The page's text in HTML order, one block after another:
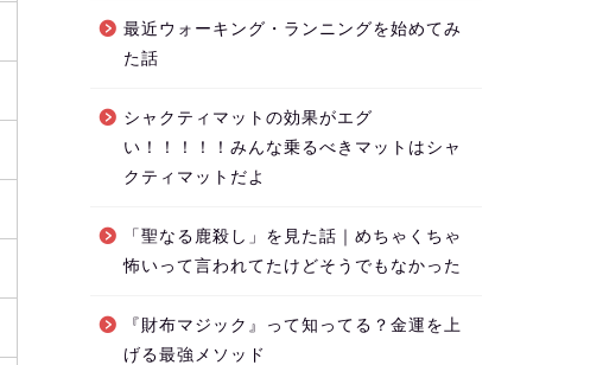
最近ウォーキング・ランニングを始めてみ
た話
シャクティマットの効果がエグ
い！！！！！みんな乗るべきマットはシャ
クティマットだよ
「聖なる鹿殺し」を見た話｜めちゃくちゃ
怖いって言われてたけどそうでもなかった
『財布マジック』って知ってる？金運を上
げる最強メソッド